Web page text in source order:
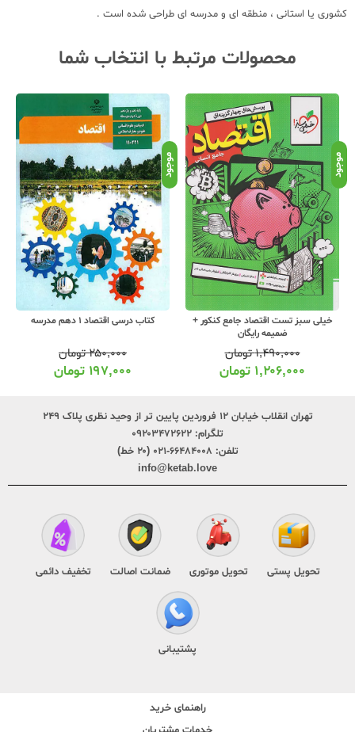
کشوری یا استانی ، منطقه ای و مدرسه ای طراحی شده است .
محصولات مرتبط با انتخاب شما
موجود
خیلی سبز تست اقتصاد جامع کنکور +
ضمیمه رایگان
۱,۴۹۰,۰۰۰تومان
۱,۲۰۶,۰۰۰ تومان
موجود
کتاب درسی اقتصاد 1 دهم مدرسه
۲۵۰,۰۰۰تومان
۱۹۷,۰۰۰ تومان
تهران انقلاب خیابان ۱۲ فروردین پایین تر از وحید نظری پلاک ۲۴۹
تلگرام: ۰۹۲۰۳۴۷۲۶۲۲
تلفن: ۶۶۴۸۴۰۰۸-۰۲۱ (۲۰ خط)
info@ketab.love
تحویل پستی تحویل موتوری ضمانت اصالت تخفیف دائمی
پشتیبانی
راهنمای خرید